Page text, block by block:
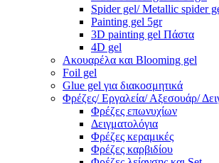
Spider gel/ Metallic spider
Painting gel 5gr
3D painting gel Πάστα
4D gel
Ακουαρέλα και Blooming gel
Foil gel
Glue gel για διακοσμητικά
Φρέζες/ Εργαλεία/ Αξεσουάρ/
Φρέζες επωνυχίων
Δειγματολόγια
Φρέζες κεραμικές
Φρέζες καρβιδίου